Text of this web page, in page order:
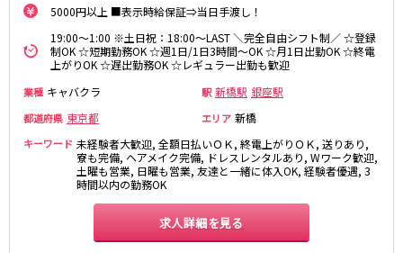
5000円以上 ■表示時給保証⇒当日手渡し！
19:00～1:00 ※土日祝：18:00～LAST ＼完全自由シフト制／ ☆登録
制OK ☆短期勤務OK ☆週1日/1日3時間～OK ☆月1日出勤OK ☆終電
上がりOK ☆遅出勤務OK ☆レギュラー出勤も歓迎
業種 キャバクラ 駅 新橋駅 銀座駅
都道府県 東京都 エリア 新橋
キーワード 未経験者大歓迎, 全額日払いＯＫ, 終電上がりＯＫ, 送りあり,
寮も完備, ヘアメイク完備, ドレスレンタルあり, Wワーク歓迎,
土曜も営業, 日曜も営業, 友達と一緒に体入OK, 経験者優遇, 3
時間以内の勤務OK
求人詳細を見る
駒込・日暮里
成増・板橋
荻窪・阿佐ヶ谷
浅草・浅草橋・両国
下北沢・経堂
大塚・巣鴨
東陽町・門前仲町
府中
目黒・中目黒
拝島・小作
綾瀬・竹ノ塚・西新井
調布
高円寺
国分寺
亀有・金町
新宿
四谷・神楽坂
勝どき駅
豊島園駅
JR中央・総武線
千葉駅
錦糸町駅
中野駅
本八幡駅
西船橋駅
津田沼駅
荻窪駅
阿佐ヶ谷駅